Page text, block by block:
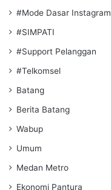
#Mode Dasar Instagram
#SIMPATI
#Support Pelanggan
#Telkomsel
Batang
Berita Batang
Wabup
Umum
Medan Metro
Ekonomi Pantura